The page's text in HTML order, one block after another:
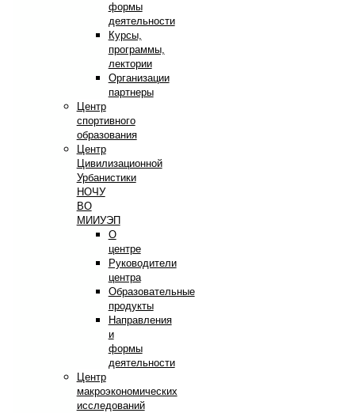
формы
деятельности
Курсы,
программы,
лектории
Организации
партнеры
Центр
спортивного
образования
Центр
Цивилизационной
Урбанистики
НОЧУ
ВО
МИИУЭП
О
центре
Руководители
центра
Образовательные
продукты
Направления
и
формы
деятельности
Центр
макроэкономических
исследований